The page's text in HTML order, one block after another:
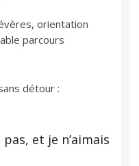
orientation
parcours
détour :
pas, et je n’aimais